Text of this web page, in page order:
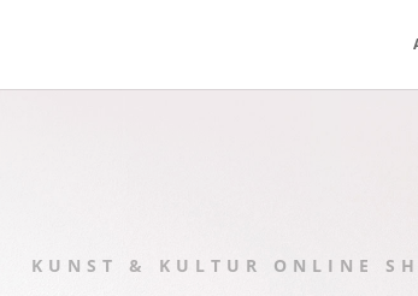
KUNST & KULTUR ONLINE